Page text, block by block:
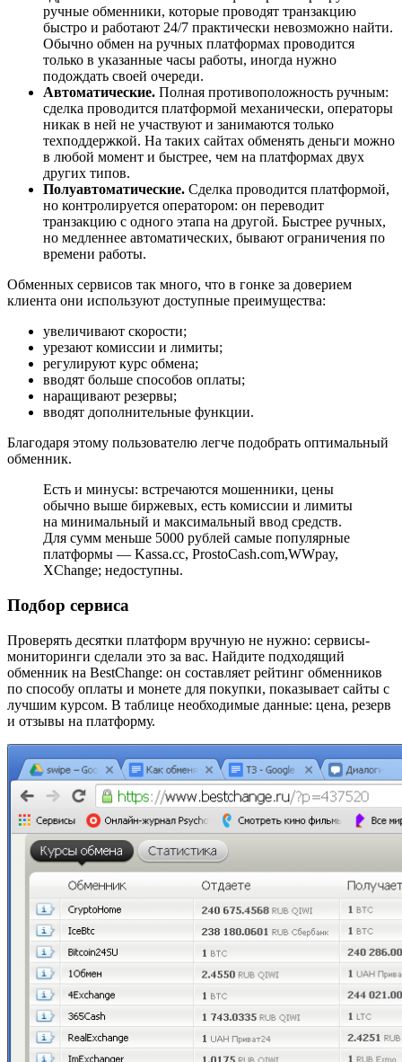
ручные обменники, которые проводят транзакцию
быстро и работают 24/7 практически невозможно найти.
Обычно обмен на ручных платформах проводится
только в указанные часы работы, иногда нужно
подождать своей очереди.
Автоматические. Полная противоположность ручным:
сделка проводится платформой механически, операторы
никак в ней не участвуют и занимаются только
техподдержкой. На таких сайтах обменять деньги можно
в любой момент и быстрее, чем на платформах двух
других типов.
Полуавтоматические. Сделка проводится платформой,
но контролируется оператором: он переводит
транзакцию с одного этапа на другой. Быстрее ручных,
но медленнее автоматических, бывают ограничения по
времени работы.
Обменных сервисов так много, что в гонке за доверием
клиента они используют доступные преимущества:
увеличивают скорости;
урезают комиссии и лимиты;
регулируют курс обмена;
вводят больше способов оплаты;
наращивают резервы;
вводят дополнительные функции.
Благодаря этому пользователю легче подобрать оптимальный
обменник.
Есть и минусы: встречаются мошенники, цены
обычно выше биржевых, есть комиссии и лимиты
на минимальный и максимальный ввод средств.
Для сумм меньше 5000 рублей самые популярные
платформы — Kassa.cc, ProstoCash.com,WWpay,
XChange; недоступны.
Подбор сервиса
Проверять десятки платформ вручную не нужно: сервисы-
мониторинги сделали это за вас. Найдите подходящий
обменник на BestChange: он составляет рейтинг обменников
по способу оплаты и монете для покупки, показывает сайты с
лучшим курсом. В таблице необходимые данные: цена, резерв
и отзывы на платформу.